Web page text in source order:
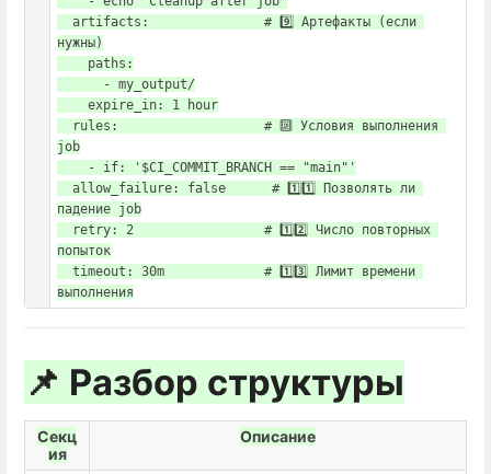
нужны)
job
падение job
попыток
📌 Разбор структуры
Секц
ия
Описание